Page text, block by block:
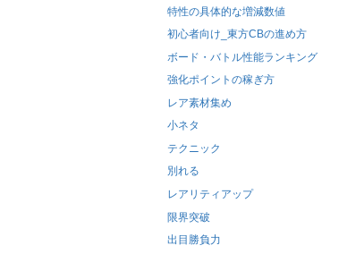
特性の具体的な増減数値
初心者向け_東方CBの進め方
ボード・バトル性能ランキング
強化ポイントの稼ぎ方
レア素材集め
小ネタ
テクニック
別れる
レアリティアップ
限界突破
出目勝負力